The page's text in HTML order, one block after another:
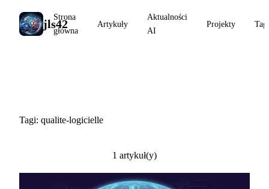
jls42
Strona
główna
Artykuły
Aktualności
AI
Projekty Tagi
Tagi: qualite-logicielle
1 artykuł(y)